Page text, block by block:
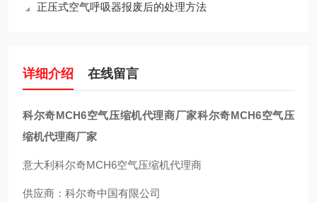
正压式空气呼吸器报废后的处理方法
详细介绍 在线留言
科尔奇MCH6空气压缩机代理商厂家科尔奇MCH6空气压
缩机代理商厂家
意大利科尔奇MCH6空气压缩机代理商
供应商：科尔奇中国有限公司